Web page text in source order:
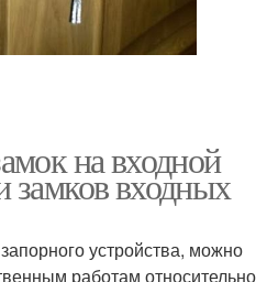
на входной
входных
устройства, можно
работам относительно